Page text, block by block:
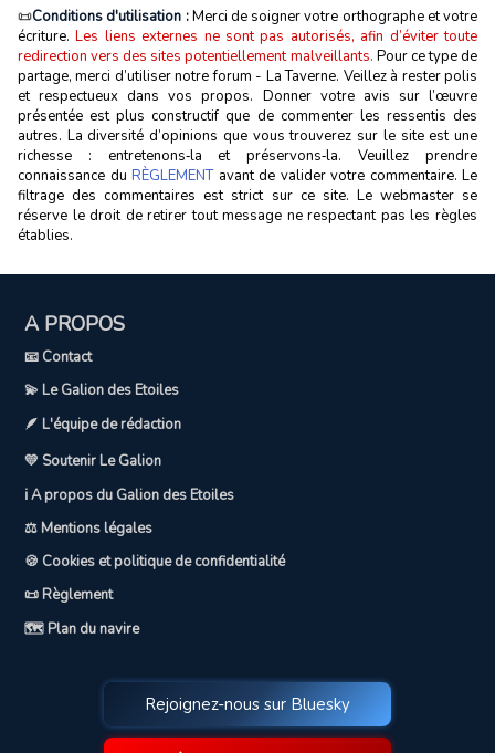
📜Conditions d'utilisation :Merci de soigner votre orthographe et votre
écriture.Les liens externes ne sont pas autorisés, afin d’éviter toute
redirection vers des sites potentiellement malveillants. Pour ce type de
partage, merci d’utiliser notre forum - La Taverne. Veillez à rester polis
et respectueux dans vos propos. Donner votre avis sur l’œuvre
présentée est plus constructif que de commenter les ressentis des
autres. La diversité d’opinions que vous trouverez sur le site est une
richesse : entretenons‑la et préservons‑la. Veuillez prendre
connaissance du RÈGLEMENTavant de valider votre commentaire. Le
filtrage des commentaires est strict sur ce site. Le webmaster se
réserve le droit de retirer tout message ne respectant pas les règles
établies.
A PROPOS
📧 Contact
💫 Le Galion des Etoiles
🪶 L'équipe de rédaction
💛 Soutenir Le Galion
ℹ️ A propos du Galion des Etoiles
⚖️ Mentions légales
🍪 Cookies et politique de confidentialité
📜 Règlement
🗺️ Plan du navire
Rejoignez-nous sur Bluesky